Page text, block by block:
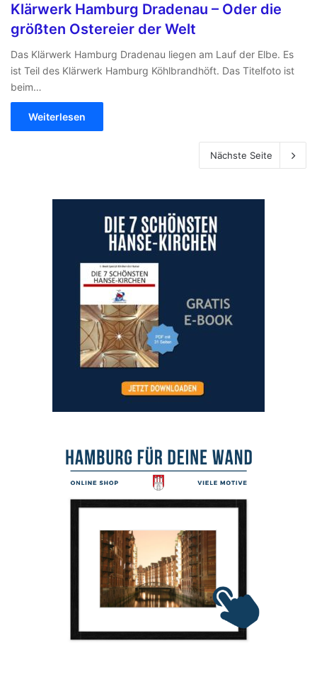
Klärwerk Hamburg Dradenau – Oder die
größten Ostereier der Welt
Das Klärwerk Hamburg Dradenau liegen am Lauf der Elbe. Es
ist Teil des Klärwerk Hamburg Köhlbrandhöft. Das Titelfoto ist
beim…
Weiterlesen
Nächste Seite